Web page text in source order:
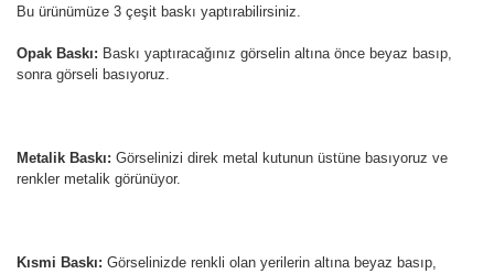
Bu ürünümüze 3 çeşit baskı yaptırabilirsiniz.
Opak Baskı: Baskı yaptıracağınız görselin altına önce beyaz basıp,
sonra görseli basıyoruz.
Metalik Baskı: Görselinizi direk metal kutunun üstüne basıyoruz ve
renkler metalik görünüyor.
Kısmi Baskı: Görselinizde renkli olan yerilerin altına beyaz basıp,